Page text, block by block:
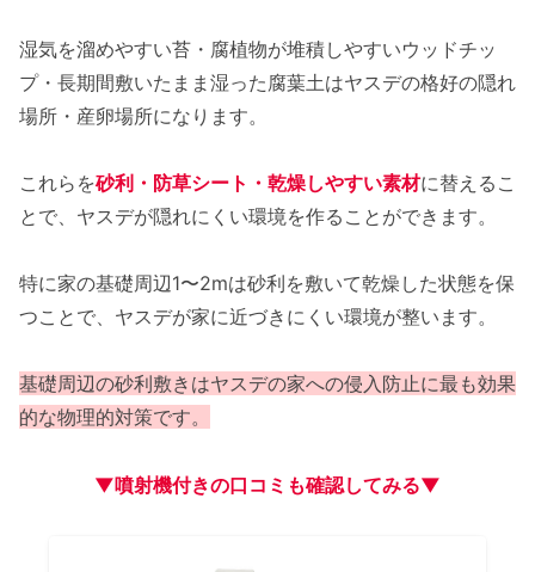
湿気を溜めやすい苔・腐植物が堆積しやすいウッドチッ
プ・長期間敷いたまま湿った腐葉土はヤスデの格好の隠れ
場所・産卵場所になります。
これらを砂利・防草シート・乾燥しやすい素材に替えるこ
とで、ヤスデが隠れにくい環境を作ることができます。
特に家の基礎周辺1〜2mは砂利を敷いて乾燥した状態を保
つことで、ヤスデが家に近づきにくい環境が整います。
基礎周辺の砂利敷きはヤスデの家への侵入防止に最も効果
的な物理的対策です。
▼噴射機付きの口コミも確認してみる▼